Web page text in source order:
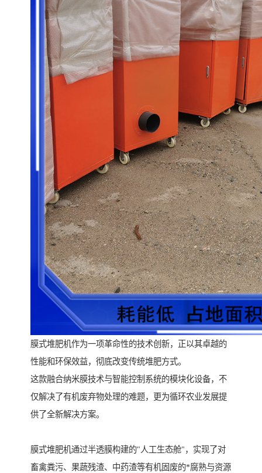
膜式堆肥机作为一项革命性的技术创新，正以其卓越的
性能和环保效益，彻底改变传统堆肥方式。
这款融合纳米膜技术与智能控制系统的模块化设备，不
仅解决了有机废弃物处理的难题，更为循环农业发展提
供了全新解决方案。
膜式堆肥机通过半透膜构建的"人工生态舱"，实现了对
畜禽粪污、果蔬残渣、中药渣等有机固废的*腐熟与资源